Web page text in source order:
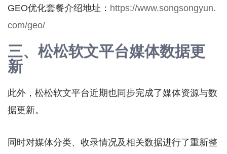
GEO优化套餐介绍地址： https://www.songsongyun.
com/geo/
三、松松软文平台媒体数据更
新
此外，松松软文平台近期也同步完成了媒体资源与数
据更新。
同时对媒体分类、收录情况及相关数据进行了重新整